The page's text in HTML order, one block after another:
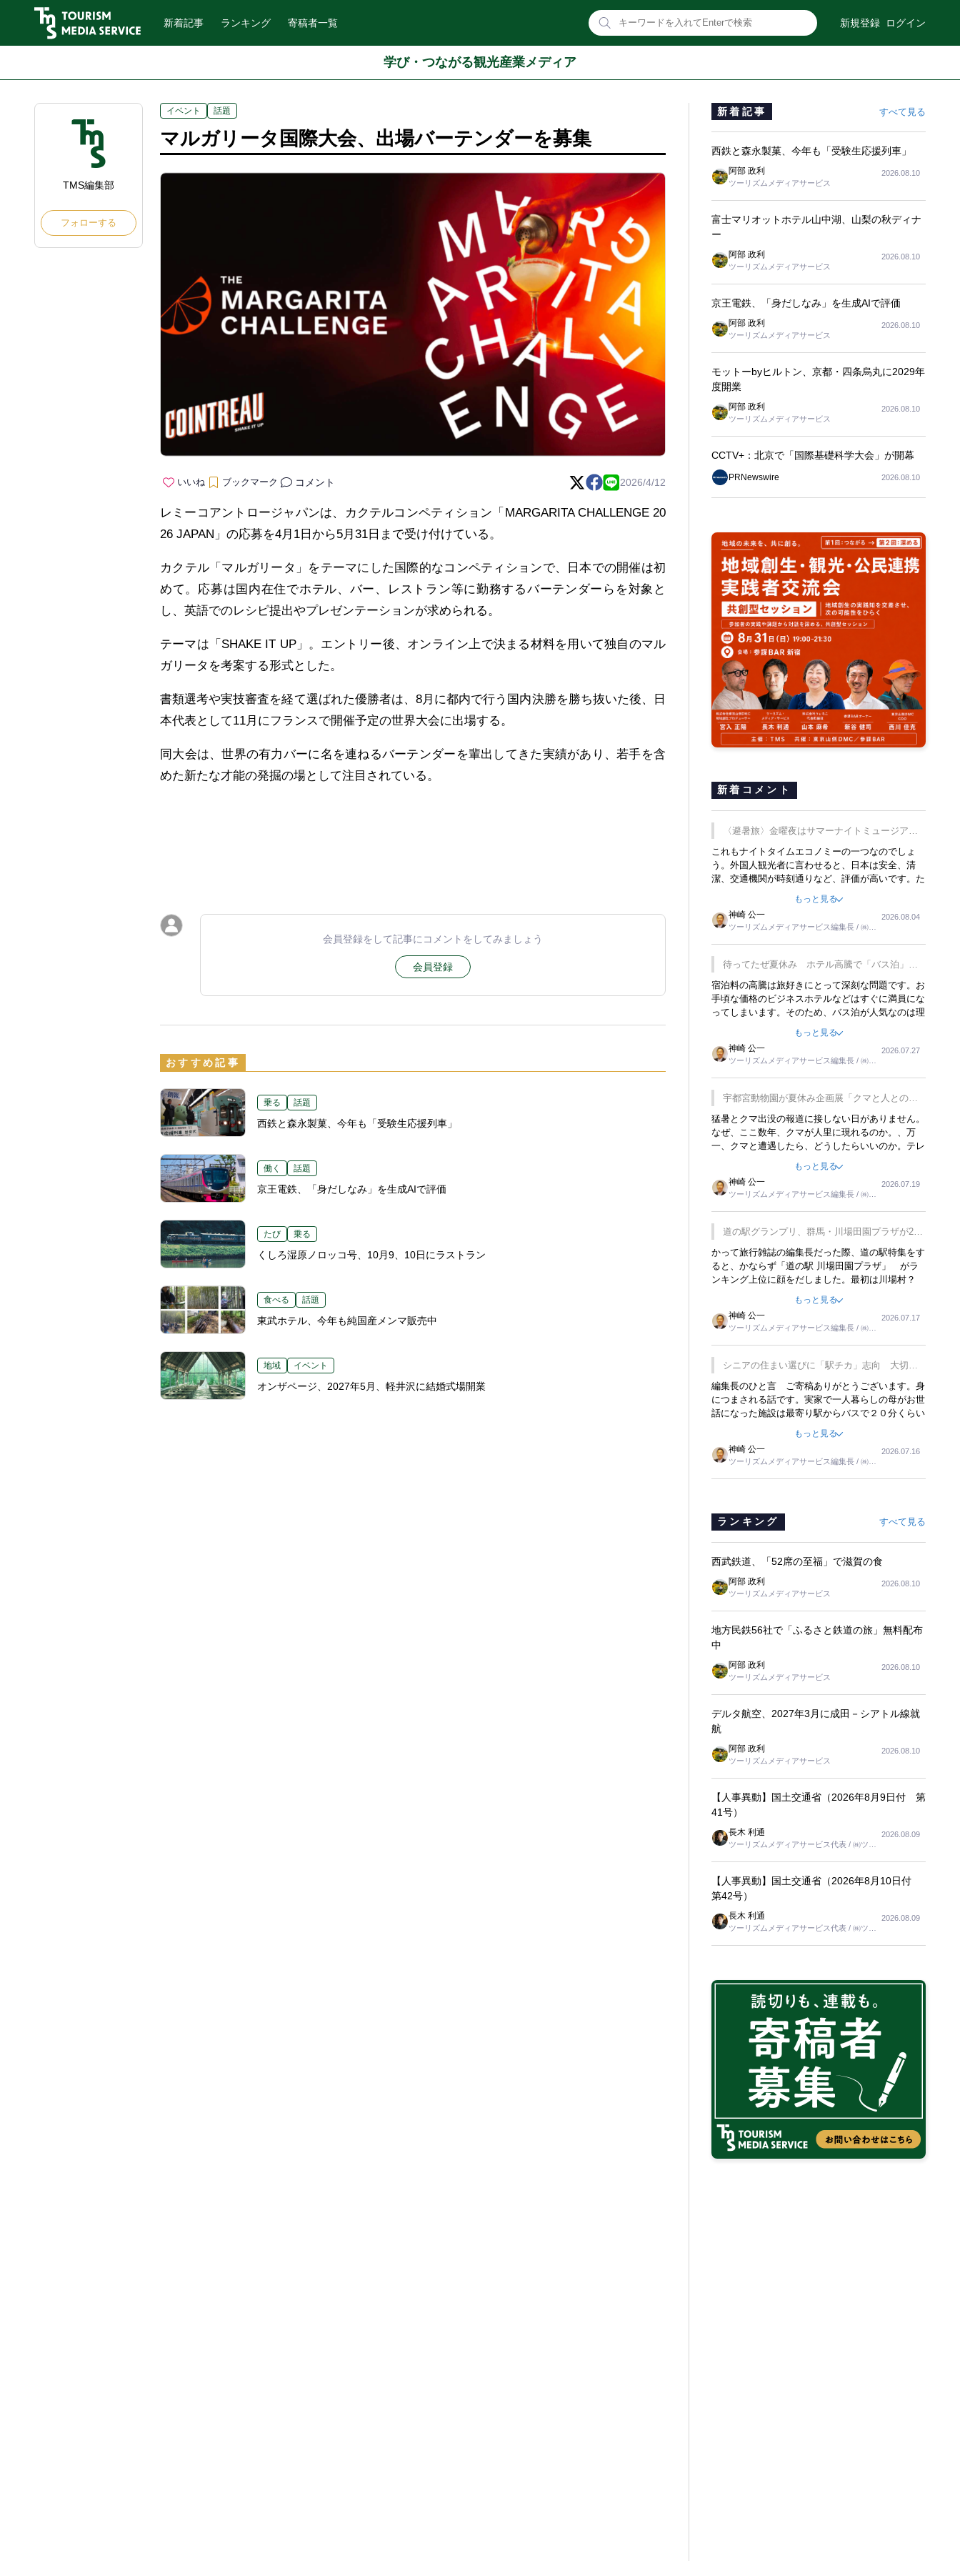
新着記事 ランキング 寄稿者一覧 新規登録 ログイン
学び・つながる観光産業メディア
TMS編集部
フォローする
イベント 話題
マルガリータ国際大会、出場バーテンダーを募集
いいね ブックマーク コメント 2026/4/12
レミーコアントロージャパンは、カクテルコンペティション「MARGARITA CHALLENGE 20
26 JAPAN」の応募を4月1日から5月31日まで受け付けている。
カクテル「マルガリータ」をテーマにした国際的なコンペティションで、日本での開催は初
めて。応募は国内在住でホテル、バー、レストラン等に勤務するバーテンダーらを対象と
し、英語でのレシピ提出やプレゼンテーションが求められる。
テーマは「SHAKE IT UP」。エントリー後、オンライン上で決まる材料を用いて独自のマル
ガリータを考案する形式とした。
書類選考や実技審査を経て選ばれた優勝者は、8月に都内で行う国内決勝を勝ち抜いた後、日
本代表として11月にフランスで開催予定の世界大会に出場する。
同大会は、世界の有力バーに名を連ねるバーテンダーを輩出してきた実績があり、若手を含
めた新たな才能の発掘の場として注目されている。
会員登録をして記事にコメントをしてみましょう
会員登録
おすすめ記事
乗る 話題
西鉄と森永製菓、今年も「受験生応援列車」
働く 話題
京王電鉄、「身だしなみ」を生成AIで評価
たび 乗る
くしろ湿原ノロッコ号、10月9、10日にラストラン
食べる 話題
東武ホテル、今年も純国産メンマ販売中
地域 イベント
オンザページ、2027年5月、軽井沢に結婚式場開業
新着記事 すべて見る
西鉄と森永製菓、今年も「受験生応援列車」
阿部 政利
ツーリズムメディアサービス
2026.08.10
富士マリオットホテル山中湖、山梨の秋ディナ
ー
阿部 政利
ツーリズムメディアサービス
2026.08.10
京王電鉄、「身だしなみ」を生成AIで評価
阿部 政利
ツーリズムメディアサービス
2026.08.10
モットーbyヒルトン、京都・四条烏丸に2029年
度開業
阿部 政利
ツーリズムメディアサービス
2026.08.10
CCTV+：北京で「国際基礎科学大会」が開幕
PRNewswire 2026.08.10
新着コメント
〈避暑旅〉金曜夜はサマーナイトミュージア
ム、都立6施設で
これもナイトタイムエコノミーの一つなのでしょ
う。外国人観光者に言わせると、日本は安全、清
潔、交通機関が時刻通りなど、評価が高いです。た
す。そのような意味で、金曜夜にこのようなイベン
トが行われれば、日本人に限らず外国人にとっても
楽しみが増えるでしょうね。
もっと見る
神崎 公一
ツーリズムメディアサービス編集長 / ㈱ツ
2026.08.04
待ってたぜ夏休み ホテル高騰で「バス泊」人
気
宿泊料の高騰は旅好きにとって深刻な問題です。お
手頃な価格のビジネスホテルなどはすぐに満員にな
ってしまいます。そのため、バス泊が人気なのは理
行をした時は、移動はグレイハウンドバスでした。
夕方から夜の便を利用してホテル代を浮かせていま
した。ただし、若いからできたことです。若い人が
夜行バスで京都に行った、青森に行ったと聞くと、
疲れが残らないのかなと思ってしまいます。
もっと見る
神崎 公一
ツーリズムメディアサービス編集長 / ㈱ツ
2026.07.27
宇都宮動物園が夏休み企画展「クマと人との距
離」を7月20日から開催
猛暑とクマ出没の報道に接しない日がありません。
なぜ、ここ数年、クマが人里に現れるのか。、万
一、クマと遭遇したら、どうしたらいいのか。テレ
るなんてことは、冗談でもいえません。そんな中
で、この企画展はタイムリーですね。
もっと見る
神崎 公一
ツーリズムメディアサービス編集長 / ㈱ツ
2026.07.19
道の駅グランプリ、群馬・川場田園プラザが2連
覇
かって旅行雑誌の編集長だった際、道の駅特集をす
ると、かならず「道の駅 川場田園プラザ」 がラ
ンキング上位に顔をだしました。最初は川場村？
れ永井 彰一社長にインタビューしたら、興味深い
話が次々が飛び出しました。プレゼンも巧みで、今
でも思い出すことが２つあります。一つは、従業員
に東京ディズニーランドを見学させ、サービス業、
接客業の何かを理解してもらっていることです。
もう一つは1800円もするプレミアムヨーグルトを
販売するにあたり、社内に懸念もあったそうです。
永井社長は、駐車場に都内ナンバーの高級外車が停
まっていることに目をつけ、高級商品でも売れると
確信したそうです。今回の記事を懐かしく読みまし
もっと見る
神崎 公一
ツーリズムメディアサービス編集長 / ㈱ツ
2026.07.17
シニアの住まい選びに「駅チカ」志向 大切な
のは出かけたくなる暮らし
編集長のひと言 ご寄稿ありがとうございます。身
につまされる話です。実家で一人暮らしの母がお世
話になった施設は最寄り駅からバスで２０分くらい
りました。母の住まいから近いという理由で、その
施設を選択したのですが、私と妹にとっては、半日
仕事ででした。シニアの住まい選びは、当人だけで
はなく、世話をする家族の足の便も考えない外池な
もっと見る
神崎 公一
ツーリズムメディアサービス編集長 / ㈱ツ
2026.07.16
ランキング すべて見る
西武鉄道、「52席の至福」で滋賀の食
阿部 政利
ツーリズムメディアサービス
2026.08.10
地方民鉄56社で「ふるさと鉄道の旅」無料配布
中
阿部 政利
ツーリズムメディアサービス
2026.08.10
デルタ航空、2027年3月に成田－シアトル線就
航
阿部 政利
ツーリズムメディアサービス
2026.08.10
【人事異動】国土交通省（2026年8月9日付 第
41号）
長木 利通
ツーリズムメディアサービス代表 / ㈱ツー
2026.08.09
【人事異動】国土交通省（2026年8月10日付
第42号）
長木 利通
ツーリズムメディアサービス代表 / ㈱ツー
2026.08.09